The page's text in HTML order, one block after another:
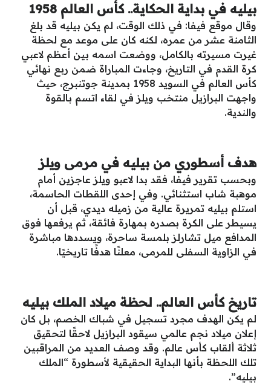
بيليه في بداية الحكاية.. كأس العالم 1958
وقال موقع فيفا: في ذلك الوقت، لم يكن بيليه قد بلغ
الثامنة عشر من عمره، لكنه كان على موعد مع لحظة
غيرت مسيرته بالكامل، ووضعت اسمه بين أعظم لاعبي
كرة القدم في التاريخ، وجاءت المباراة ضمن ربع نهائي
كأس العالم في السويد 1958 بمدينة جوتنبرج، حيث
واجهت البرازيل منتخب ويلز في لقاء اتسم بالقوة
والندية.
هدف أسطوري من بيليه في مرمى ويلز
وبحسب تقرير فيفا، فقد بدا لاعبو ويلز عاجزين أمام
موهبة شاب استثنائي. وفي إحدى اللقطات الحاسمة،
استلم بيليه تمريرة عالية من زميله ديدي، قبل أن
يسيطر على الكرة بصدره بمهارة فائقة، ثم يرفعها فوق
المدافع ميل تشارلز بلمسة ساحرة، ويسددها مباشرة
في الزاوية السفلى للمرمى، معلنًا هدفًا تاريخيًا.
تاريخ كأس العالم.. لحظة ميلاد الملك بيليه
لم يكن الهدف مجرد تسجيل في شباك الخصم، بل كان
إعلان ميلاد نجم عالمي سيقود البرازيل لاحقًا لتحقيق
ثلاثة ألقاب كأس عالم. وقد وصف العديد من المراقبين
تلك اللحظة بأنها البداية الحقيقية لأسطورة “الملك
بيليه”.